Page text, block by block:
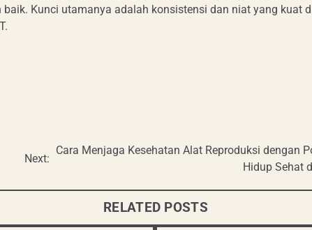
Kunci utamanya adalah konsistensi dan niat yang kuat
Next:
Cara Menjaga Kesehatan Alat Reproduksi dengan
Hidup Sehat
RELATED POSTS